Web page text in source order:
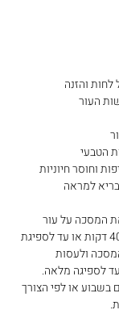
לחות והזנה
העור
הטבעי
וחוסר חיוניות
למראה
המסכה על עור
הפנים ולהשאיר למשך 20–40 דקות או עד לספיגת
ולעסות
לספיגה מלאה.
1–3 פעמים בשבוע או לפי הצורך